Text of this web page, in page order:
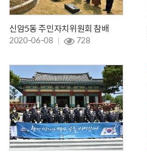
신암5동 주민자치위원회 참배
2020-06-08 728